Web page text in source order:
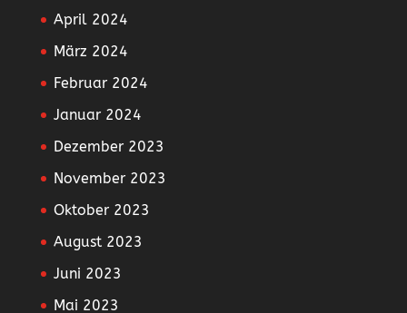
April 2024
März 2024
Februar 2024
Januar 2024
Dezember 2023
November 2023
Oktober 2023
August 2023
Juni 2023
Mai 2023